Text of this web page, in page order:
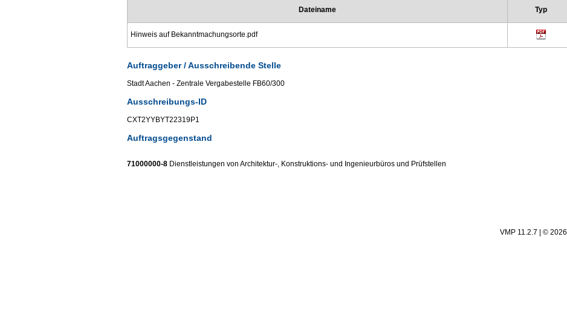
Dateiname Typ
Hinweis auf Bekanntmachungsorte.pdf
Auftraggeber / Ausschreibende Stelle
Stadt Aachen - Zentrale Vergabestelle FB60/300
Ausschreibungs-ID
CXT2YYBYT22319P1
Auftragsgegenstand
71000000-8 Dienstleistungen von Architektur-, Konstruktions- und Ingenieurbüros und Prüfstellen
VMP 11.2.7 | © 2026